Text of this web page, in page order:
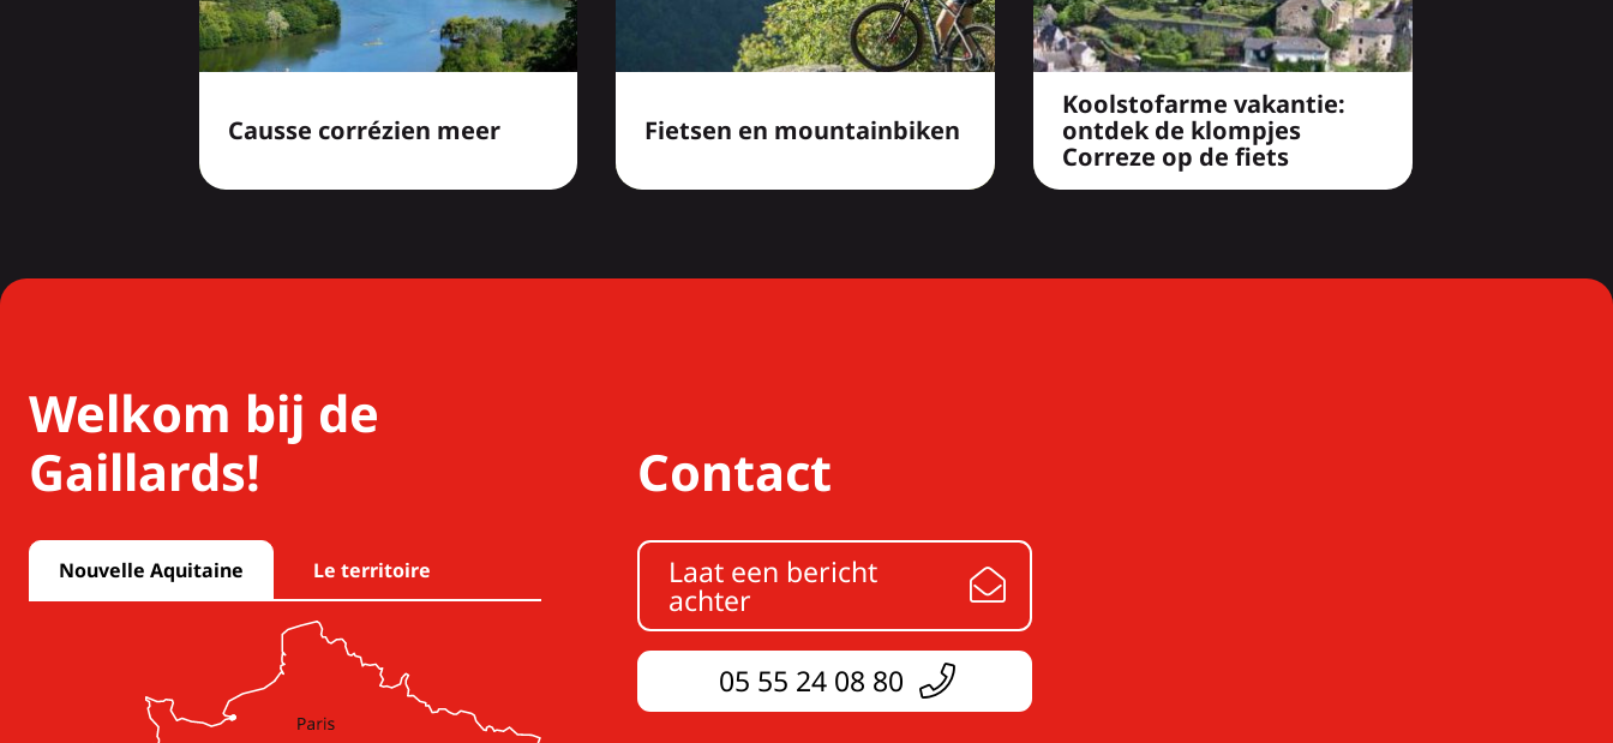
Causse corrézien meer Fietsen en mountainbiken
Koolstofarme vakantie:
ontdek de klompjes
Correze op de fiets
Welkom bij de
Gaillards!
Nouvelle Aquitaine Le territoire
Contact
Laat een bericht
achter
05 55 24 08 80